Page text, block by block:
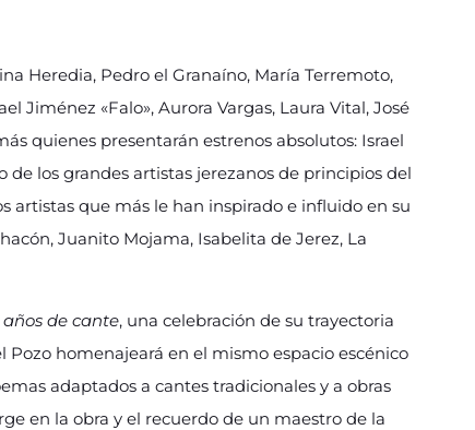
Heredia, Pedro el Granaíno, María Terremoto,
Jiménez «Falo», Aurora Vargas, Laura Vital, José
quienes presentarán estrenos absolutos: Israel
de los grandes artistas jerezanos de principios del
artistas que más le han inspirado e influido en su
Juanito Mojama, Isabelita de Jerez, La
años de cante, una celebración de su trayectoria
homenajeará en el mismo espacio escénico
adaptados a cantes tradicionales y a obras
en la obra y el recuerdo de un maestro de la